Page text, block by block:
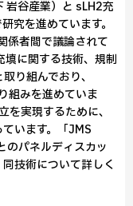
岩谷産業）と sLH2充
究を進めています。
係者間で議論されて
填に関する技術、規制
り組んでおり、
組みを進めていま
を実現するために、
います。「JMS
のパネルディスカッ
技術について詳しく